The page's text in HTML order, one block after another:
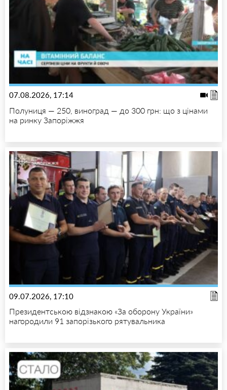
07.08.2026, 17:14
Полуниця — 250, виноград — до 300 грн: що з цінами
на ринку Запоріжжя
09.07.2026, 17:10
Президентською відзнакою «За оборону України»
нагородили 91 запорізького рятувальника